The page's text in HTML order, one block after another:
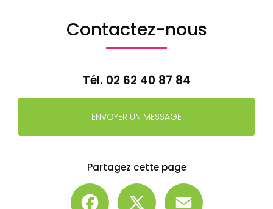
Contactez-nous
Tél. 02 62 40 87 84
ENVOYER UN MESSAGE
Partagez cette page
Facebook